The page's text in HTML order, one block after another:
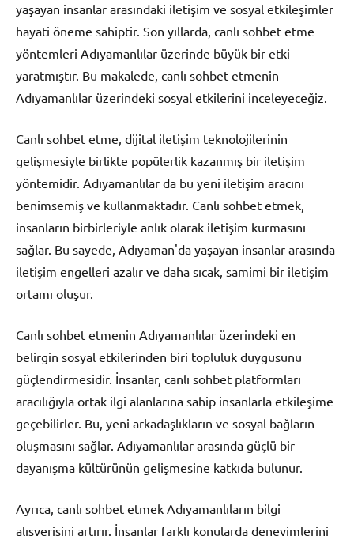
yaşayan insanlar arasındaki iletişim ve sosyal etkileşimler
hayati öneme sahiptir. Son yıllarda, canlı sohbet etme
yöntemleri Adıyamanlılar üzerinde büyük bir etki
yaratmıştır. Bu makalede, canlı sohbet etmenin
Adıyamanlılar üzerindeki sosyal etkilerini inceleyeceğiz.
Canlı sohbet etme, dijital iletişim teknolojilerinin
gelişmesiyle birlikte popülerlik kazanmış bir iletişim
yöntemidir. Adıyamanlılar da bu yeni iletişim aracını
benimsemiş ve kullanmaktadır. Canlı sohbet etmek,
insanların birbirleriyle anlık olarak iletişim kurmasını
sağlar. Bu sayede, Adıyaman'da yaşayan insanlar arasında
iletişim engelleri azalır ve daha sıcak, samimi bir iletişim
ortamı oluşur.
Canlı sohbet etmenin Adıyamanlılar üzerindeki en
belirgin sosyal etkilerinden biri topluluk duygusunu
güçlendirmesidir. İnsanlar, canlı sohbet platformları
aracılığıyla ortak ilgi alanlarına sahip insanlarla etkileşime
geçebilirler. Bu, yeni arkadaşlıkların ve sosyal bağların
oluşmasını sağlar. Adıyamanlılar arasında güçlü bir
dayanışma kültürünün gelişmesine katkıda bulunur.
Ayrıca, canlı sohbet etmek Adıyamanlıların bilgi
alışverişini artırır. İnsanlar farklı konularda deneyimlerini